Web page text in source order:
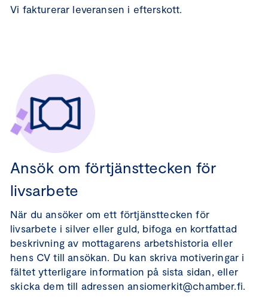
Vi fakturerar leveransen i efterskott.
Ansök om förtjänsttecken för
livsarbete
När du ansöker om ett förtjänsttecken för
livsarbete i silver eller guld, bifoga en kortfattad
beskrivning av mottagarens arbetshistoria eller
hens CV till ansökan. Du kan skriva motiveringar i
fältet ytterligare information på sista sidan, eller
skicka dem till adressen ansiomerkit@chamber.fi.